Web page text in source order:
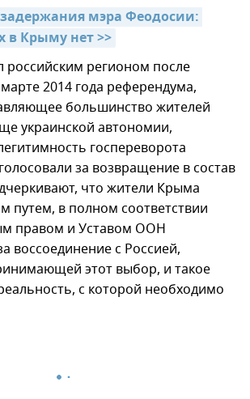
мэра Феодосии:
Крыму нет >>
российским регионом после
2014 года референдума,
большинство жителей
украинской автономии,
госпереворота
за возвращение в состав
что жители Крыма
путем, в полном соответствии
правом и Уставом ООН
воссоединение с Россией,
этот выбор, и такое
с которой необходимо